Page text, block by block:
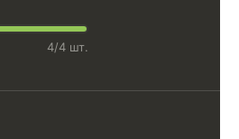
4/4 шт.